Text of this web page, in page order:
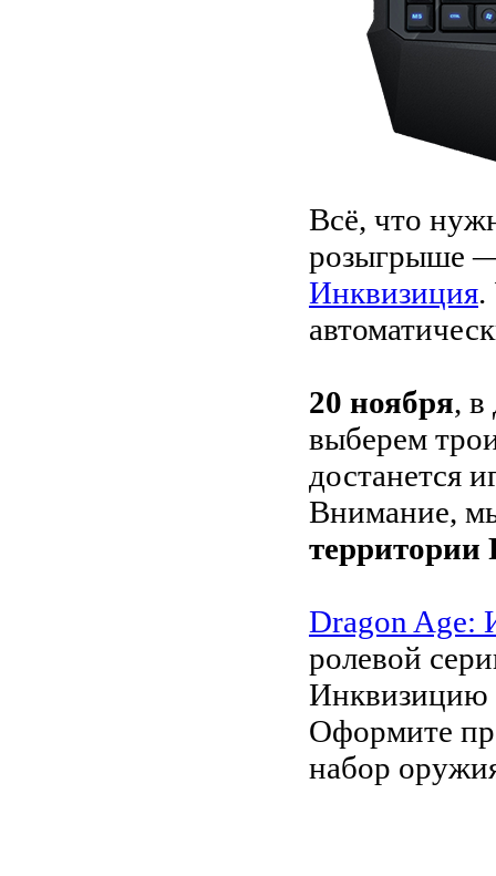
Всё, что
розыгрыше
Инквизиция.
20 ноября, в
выберем
достанется
Внимание,
Dragon Age:
ролевой
Инквизицию
Оформите
набор